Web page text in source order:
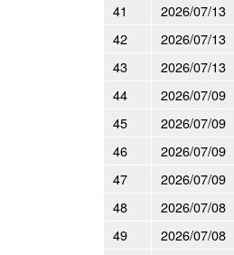
41
2026/07/13
42
2026/07/13
43
2026/07/13
44
2026/07/09
45
2026/07/09
46
2026/07/09
47
2026/07/09
48
2026/07/08
49
2026/07/08